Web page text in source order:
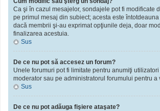
Ca şi în cazul mesajelor, sondajele pot fi modificate
pe primul mesaj din subiect; acesta este
dacă membrii şi-au exprimat opţiunile deja, doar
finalizarea acestuia.
Sus
De ce nu pot să accesez un forum?
Unele forumuri pot fi limitate pentru anumiţi
moderator sau pe administratorul forumului pentru a
Sus
De ce nu pot adăuga fişiere ataşate?